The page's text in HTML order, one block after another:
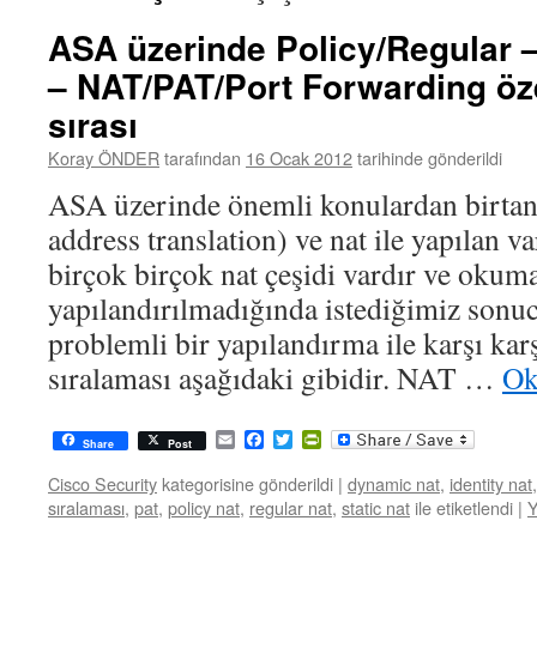
ASA üzerinde Policy/Regular
– NAT/PAT/Port Forwarding
sırası
Koray ÖNDERtarafından 16 Ocak 2012tarihinde gönderildi
ASA üzerinde önemli konulardan
address translation) ve nat ile yapılan
birçok birçok nat çeşidi vardır ve
yapılandırılmadığında istediğimiz
problemli bir yapılandırma ile karşı
sıralaması aşağıdaki gibidir. NAT …
Share Post EmailFacebook
TwitterPrintFriendly
Cisco Security kategorisine gönderildi | dynamic nat, identity nat
sıralaması, pat, policy nat, regular nat, static nat ile etiketlendi |